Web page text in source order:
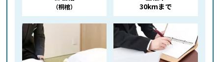
（桐棺）
30kmまで